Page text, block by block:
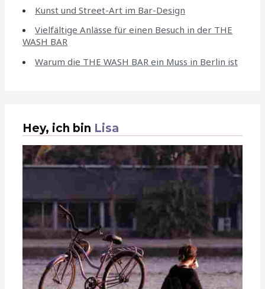
Kunst und Street-Art im Bar-Design
Vielfältige Anlässe für einen Besuch in der THE
WASH BAR
Warum die THE WASH BAR ein Muss in Berlin ist
Hey, ich bin Lisa